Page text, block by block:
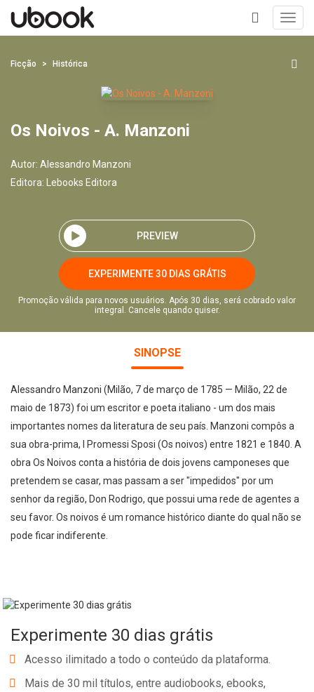
+
Ficção Histórica
Os Noivos - A. Manzoni
Autor: Alessandro Manzoni
Editora:
Lebooks Editora
PREVIEW
EXPERIMENTE 30 DIAS GRÁTIS
Promoção válida para novos usuários. Após 30 dias, será cobrado valor
integral. Cancele quando quiser.
SINOPSE
Alessandro Manzoni (Milão, 7 de março de 1785 — Milão, 22 de
maio de 1873) foi um escritor e poeta italiano - um dos mais
importantes nomes da literatura de seu país. Manzoni compôs a
sua obra-prima, I Promessi Sposi (Os noivos) entre 1821 e 1840. A
obra Os Noivos conta a história de dois jovens camponeses que
pretendem se casar, mas passam a ser "impedidos" por um
senhor da região, Don Rodrigo, que possui uma rede de agentes a
seu favor. Os noivos é um romance histórico diante do qual não se
pode ficar indiferente.
Experimente 30 dias grátis
Acesso ilimitado a todo o conteúdo da plataforma.
Mais de 30 mil títulos, entre audiobooks, ebooks,